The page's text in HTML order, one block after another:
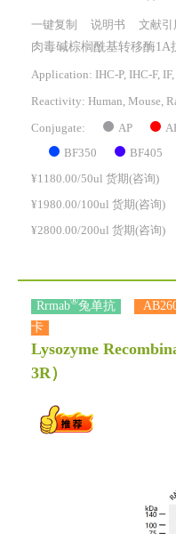
一键复制 说明书 文献引
肉毒碱棕榈酰基转移酶1A
Application: IHC-P, IHC-F,
Reactivity: Human, Mouse,
Conjugate: AP
BF350 BF405
¥1180.00/50ul 货期(咨询)
¥1980.00/100ul 货期(咨询)
¥2800.00/200ul 货期(咨询)
Rrmab®兔单抗
卡
Lysozyme
3R）